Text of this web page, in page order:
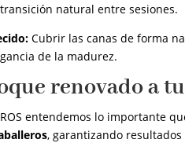
natural entre sesiones.
Cubrir las canas de forma
de la madurez.
renovado a
entendemos lo importante
, garantizando